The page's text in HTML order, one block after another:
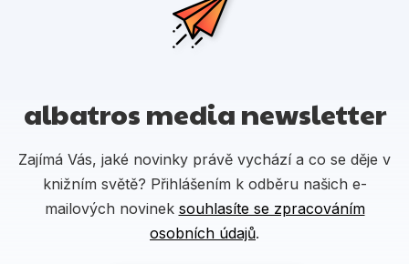
albatros media newsletter
Zajímá Vás, jaké novinky právě vychází a co se děje v
knižním světě? Přihlášením k odběru našich e-
mailových novinek souhlasíte se zpracováním
osobních údajů.